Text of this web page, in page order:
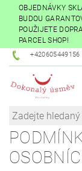
OBJEDNÁVKY
BUDOU
POUŽIJETE
PARCEL SHOP!
+420605449156